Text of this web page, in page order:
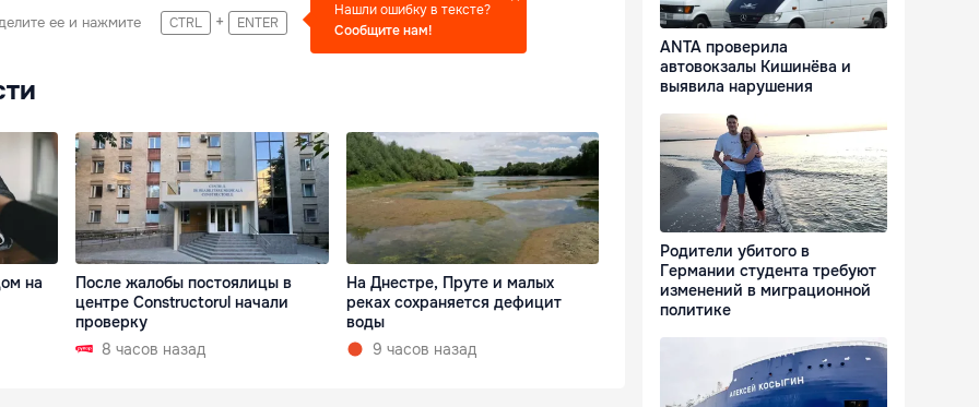
ее и нажмите CTRL + ENTER
Нашли ошибку в тексте?
Сообщите нам!
на
После жалобы постоялицы в
центре Constructorul начали
проверку
8 часов назад
На Днестре, Пруте и малых
реках сохраняется дефицит
воды
9 часов назад
ANTA проверила
автовокзалы Кишинёва и
выявила нарушения
Родители убитого в
Германии студента требуют
изменений в миграционной
политике